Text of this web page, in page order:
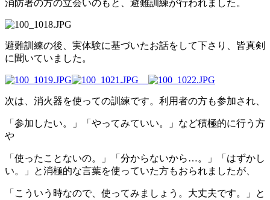
消防署の方の立会いのもと、避難訓練が行われました。
避難訓練の後、実体験に基づいたお話をして下さり、皆真剣
に聞いていました。
次は、消火器を使っての訓練です。利用者の方も参加され、
「参加したい。」「やってみていい。」など積極的に行う方
や
「使ったことないの。」「分からないから…。」「はずかし
い。」と消極的な言葉を使っていた方もおられましたが、
「こういう時なので、使ってみましょう。大丈夫です。」と